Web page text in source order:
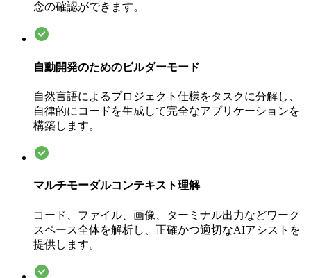
念の確認ができます。
自動開発のためのビルダーモード
自然言語によるプロジェクト仕様をタスクに分解し、
自律的にコードを生成して完全なアプリケーションを
構築します。
マルチモーダルコンテキスト理解
コード、ファイル、画像、ターミナル出力などワーク
スペース全体を解析し、正確かつ適切なAIアシストを
提供します。